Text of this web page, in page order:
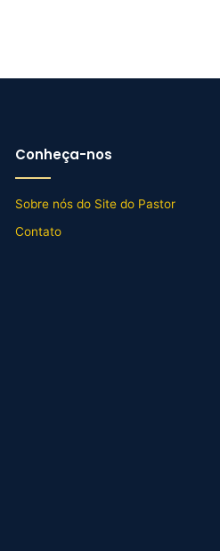
Conheça-nos
Sobre nós do Site do Pastor
Contato